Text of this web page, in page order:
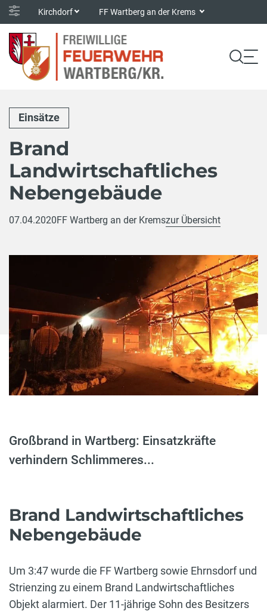
Kirchdorf FF Wartberg an der Krems
Einsätze
Brand
Landwirtschaftliches
Nebengebäude
07.04.2020FF Wartberg an der Kremszur Übersicht
Großbrand in Wartberg: Einsatzkräfte
verhindern Schlimmeres...
Brand Landwirtschaftliches
Nebengebäude
Um 3:47 wurde die FF Wartberg sowie Ehrnsdorf und
Strienzing zu einem Brand Landwirtschaftliches
Objekt alarmiert. Der 11-jährige Sohn des Besitzers